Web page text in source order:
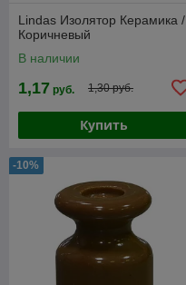
Lindas Изолятор Керамика /
Коричневый
В наличии
1,17 руб. 1,30 руб.
Купить
-10%